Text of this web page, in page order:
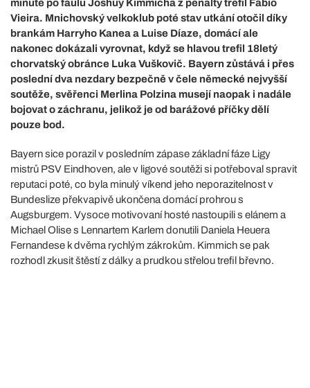
minutě po faulu Joshuy Kimmicha z penalty trefil Fábio
Vieira. Mnichovský velkoklub poté stav utkání otočil díky
brankám Harryho Kanea a Luise Díaze, domácí ale
nakonec dokázali vyrovnat, když se hlavou trefil 18letý
chorvatský obránce Luka Vuškovič. Bayern zůstává i přes
poslední dva nezdary bezpečně v čele německé nejvyšší
soutěže, svěřenci Merlina Polzina musejí naopak i nadále
bojovat o záchranu, jelikož je od barážové příčky dělí
pouze bod.
Bayern sice porazil v posledním zápase základní fáze Ligy
mistrů PSV Eindhoven, ale v ligové soutěži si potřeboval spravit
reputaci poté, co byla minulý víkend jeho neporazitelnost v
Bundeslize překvapivě ukončena domácí prohrou s
Augsburgem. Vysoce motivovaní hosté nastoupili s elánem a
Michael Olise s Lennartem Karlem donutili Daniela Heuera
Fernandese k dvěma rychlým zákrokům. Kimmich se pak
rozhodl zkusit štěstí z dálky a prudkou střelou trefil břevno.